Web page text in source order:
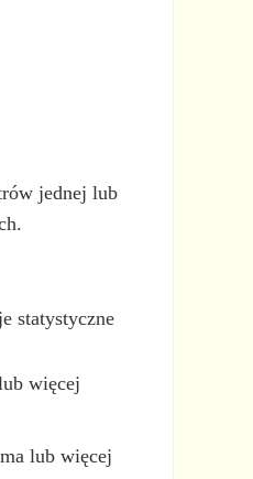
jednej lub
statystyczne
więcej
lub więcej